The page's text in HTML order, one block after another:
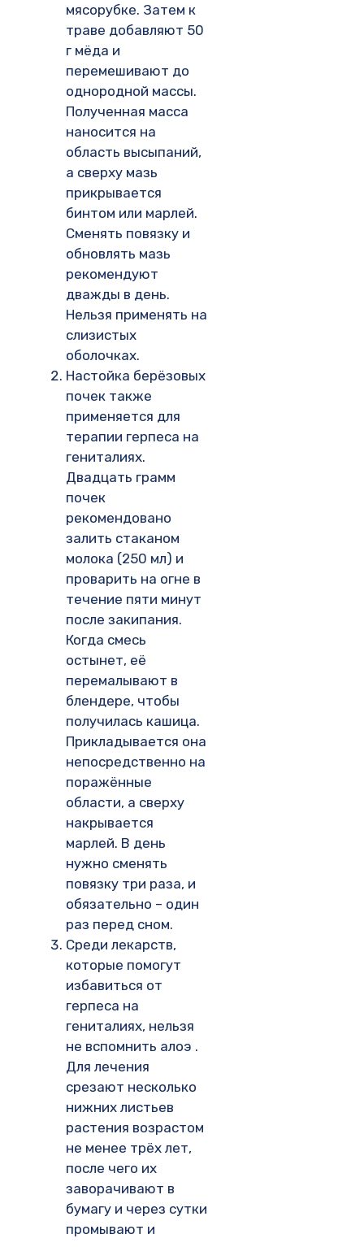
мясорубке. Затем к
траве добавляют 50
г мёда и
перемешивают до
однородной массы.
Полученная масса
наносится на
область высыпаний,
а сверху мазь
прикрывается
бинтом или марлей.
Сменять повязку и
обновлять мазь
рекомендуют
дважды в день.
Нельзя применять на
слизистых
оболочках.
Настойка берёзовых
почек также
применяется для
терапии герпеса на
гениталиях.
Двадцать грамм
почек
рекомендовано
залить стаканом
молока (250 мл) и
проварить на огне в
течение пяти минут
после закипания.
Когда смесь
остынет, её
перемалывают в
блендере, чтобы
получилась кашица.
Прикладывается она
непосредственно на
поражённые
области, а сверху
накрывается
марлей. В день
нужно сменять
повязку три раза, и
обязательно – один
раз перед сном.
Среди лекарств,
которые помогут
избавиться от
герпеса на
гениталиях, нельзя
не вспомнить алоэ .
Для лечения
срезают несколько
нижних листьев
растения возрастом
не менее трёх лет,
после чего их
заворачивают в
бумагу и через сутки
промывают и